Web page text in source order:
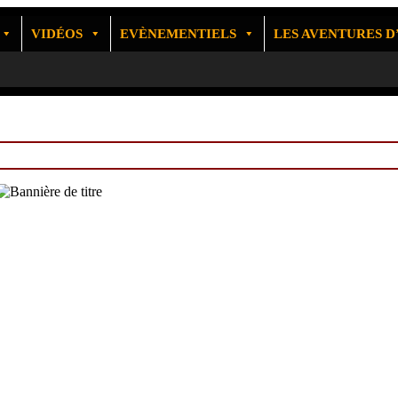
VIDÉOS EVÈNEMENTIELS LES AVENTURES